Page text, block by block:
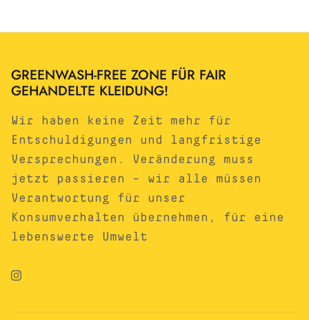
GREENWASH-FREE ZONE FÜR FAIR
GEHANDELTE KLEIDUNG!
Wir haben keine Zeit mehr für
Entschuldigungen und langfristige
Versprechungen. Veränderung muss
jetzt passieren – wir alle müssen
Verantwortung für unser
Konsumverhalten übernehmen, für eine
lebenswerte Umwelt
Instagram